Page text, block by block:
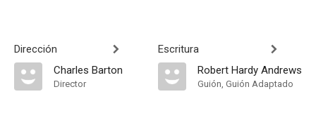
Dirección
Charles Barton
Director
Escritura
Robert Hardy Andrews
Guión, Guión Adaptado